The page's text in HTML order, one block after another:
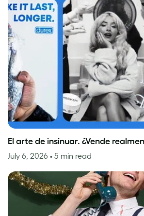
El arte de insinuar. ¿Vende
July 6, 2026 • 5 min read